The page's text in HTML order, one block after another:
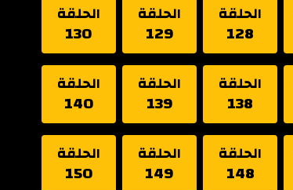
الحلقة
128
الحلقة
129
الحلقة
130
الحلقة
138
الحلقة
139
الحلقة
140
الحلقة
148
الحلقة
149
الحلقة
150